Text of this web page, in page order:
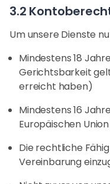
3.2
Um unsere Dienste
Mindestens 18
Gerichtsbarkeit
erreicht haben)
Mindestens 16
Europäischen
Die rechtliche
Vereinbarung